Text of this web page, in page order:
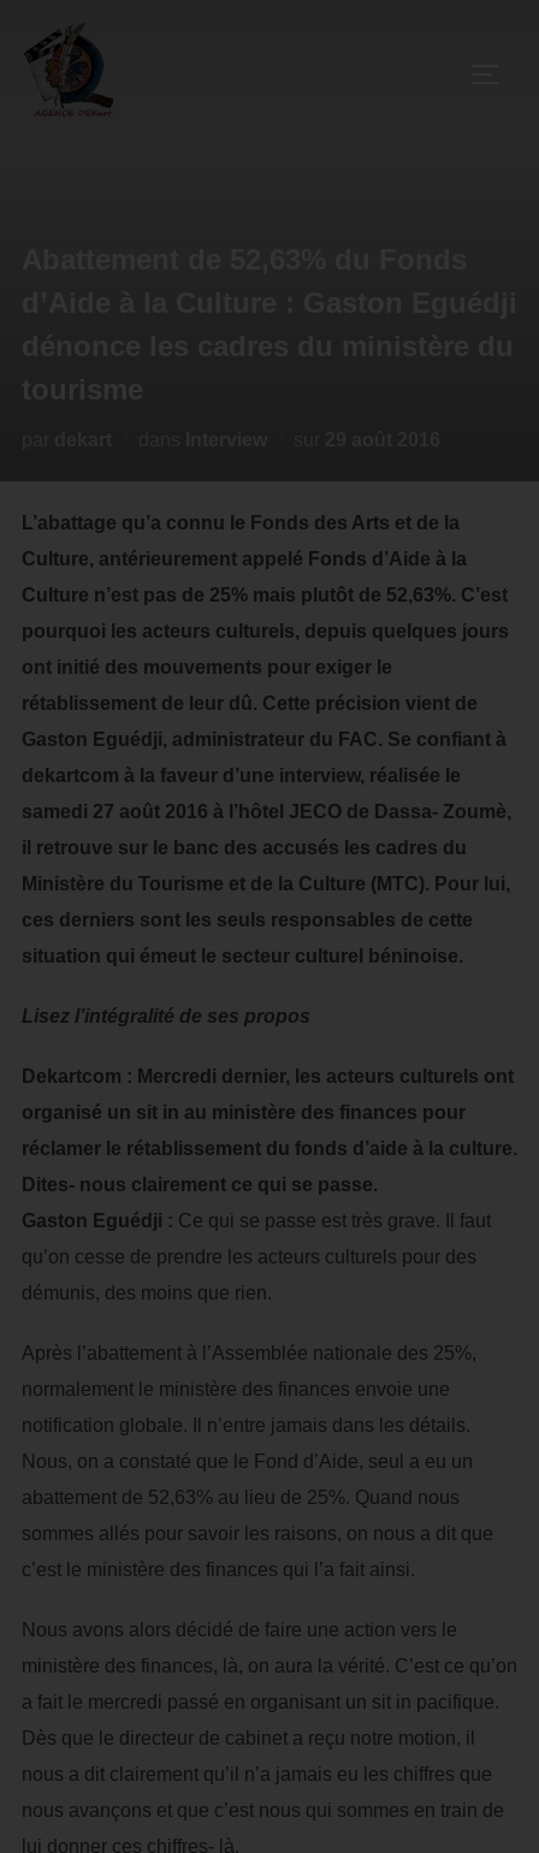
L’abattage qu’a connu le Fonds des Arts et de la
Culture, antérieurement appelé Fonds d’Aide à la
Culture n’est pas de 25% mais plutôt de 52,63%. C’est
pourquoi les acteurs culturels, depuis quelques jours
ont initié des mouvements pour exiger le
rétablissement de leur dû. Cette précision vient de
Gaston Eguédji, administrateur du FAC. Se confiant à
dekartcom à la faveur d’une interview, réalisée le
samedi 27 août 2016 à l’hôtel JECO de Dassa- Zoumè,
il retrouve sur le banc des accusés les cadres du
Ministère du Tourisme et de la Culture (MTC). Pour lui,
ces derniers sont les seuls responsables de cette
situation qui émeut le secteur culturel béninoise.
Lisez l’intégralité de ses propos
Dekartcom : Mercredi dernier, les acteurs culturels ont
organisé un sit in au ministère des finances pour
réclamer le rétablissement du fonds d’aide à la culture.
Dites- nous clairement ce qui se passe.
Gaston Eguédji : Ce qui se passe est très grave. Il faut
qu’on cesse de prendre les acteurs culturels pour des
démunis, des moins que rien.
Après l’abattement à l’Assemblée nationale des 25%,
normalement le ministère des finances envoie une
notification globale. Il n’entre jamais dans les détails.
Nous, on a constaté que le Fond d’Aide, seul a eu un
abattement de 52,63% au lieu de 25%. Quand nous
sommes allés pour savoir les raisons, on nous a dit que
c’est le ministère des finances qui l’a fait ainsi.
Nous avons alors décidé de faire une action vers le
ministère des finances, là, on aura la vérité. C’est ce qu’on
a fait le mercredi passé en organisant un sit in pacifique.
Dès que le directeur de cabinet a reçu notre motion, il
nous a dit clairement qu’il n’a jamais eu les chiffres que
nous avançons et que c’est nous qui sommes en train de
lui donner ces chiffres- là.